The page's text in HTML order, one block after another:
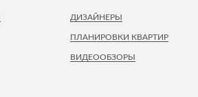
ПЛАНИРОВКИ КВАРТИР
ВИДЕООБЗОРЫ
ДИЗАЙНЕРЫ